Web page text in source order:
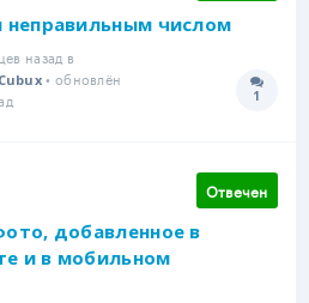
неправильным числом
назад в
• обновлён
1
Отвечен
добавленное в
и в мобильном